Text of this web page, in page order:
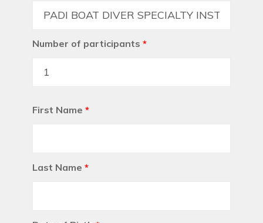
Number of participants *
First Name *
Last Name *